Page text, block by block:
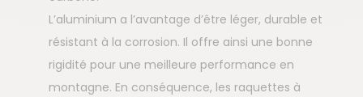
L’aluminium a l’avantage d’être léger, durable et
résistant à la corrosion. Il offre ainsi une bonne
rigidité pour une meilleure performance en
montagne. En conséquence, les raquettes à